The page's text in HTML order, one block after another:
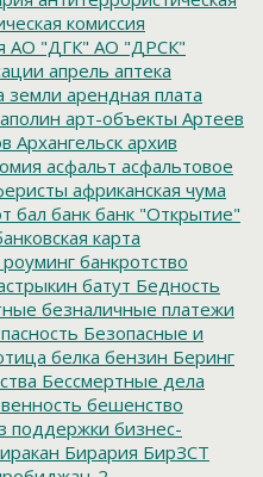
комиссия
АО "ДГК" АО "ДРСК"
апрель аптека
земли арендная плата
арт-объекты Артеев
Архангельск архив
асфальт асфальтовое
африканская чума
бал банк банк "Открытие"
карта
роуминг банкротство
батут Бедность
безналичные платежи
Безопасные и
белка бензин Беринг
Бессмертные дела
бешенство
поддержки бизнес-
Бирария БирЗСТ